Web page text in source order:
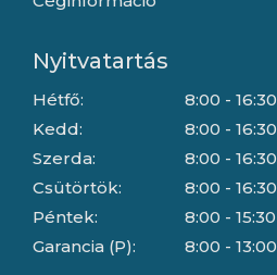
Nyitvatartás
Hétfő:
Kedd:
Szerda:
Csütörtök:
Péntek:
Garancia (P):
8:00 - 16:30
8:00 - 16:30
8:00 - 16:30
8:00 - 16:30
8:00 - 15:30
8:00 - 13:00